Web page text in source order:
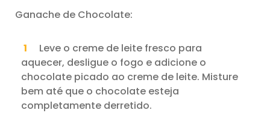
Ganache de Chocolate:
Leve o creme de leite fresco para
aquecer, desligue o fogo e adicione o
chocolate picado ao creme de leite. Misture
bem até que o chocolate esteja
completamente derretido.